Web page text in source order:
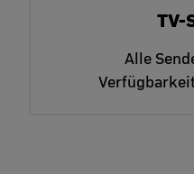
TV-
Alle